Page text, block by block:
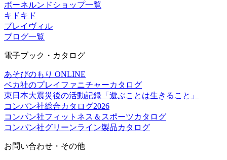
ボーネルンドショップ一覧
キドキド
プレイヴィル
ブログ一覧
電子ブック・カタログ
あそびのもり ONLINE
ベカ社のプレイファニチャーカタログ
東日本大震災後の活動記録「遊ぶことは生きること」
コンパン社総合カタログ2026
コンパン社フィットネス＆スポーツカタログ
コンパン社グリーンライン製品カタログ
お問い合わせ・その他